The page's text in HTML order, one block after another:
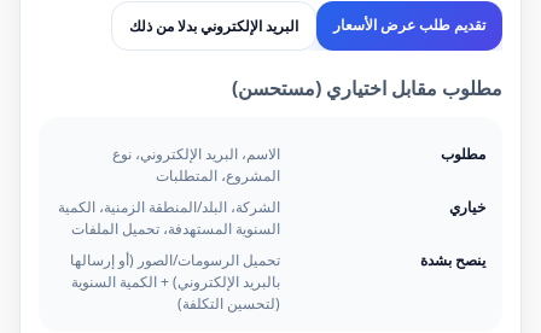
تقديم طلب عرض الأسعار البريد الإلكتروني بدلا من ذلك
مطلوب مقابل اختياري (مستحسن)
مطلوب
الاسم، البريد الإلكتروني، نوع
المشروع، المتطلبات
خياري
الشركة، البلد/المنطقة الزمنية، الكمية
السنوية المستهدفة، تحميل الملفات
ينصح بشدة
تحميل الرسومات/الصور (أو إرسالها
بالبريد الإلكتروني) + الكمية السنوية
(لتحسين التكلفة)